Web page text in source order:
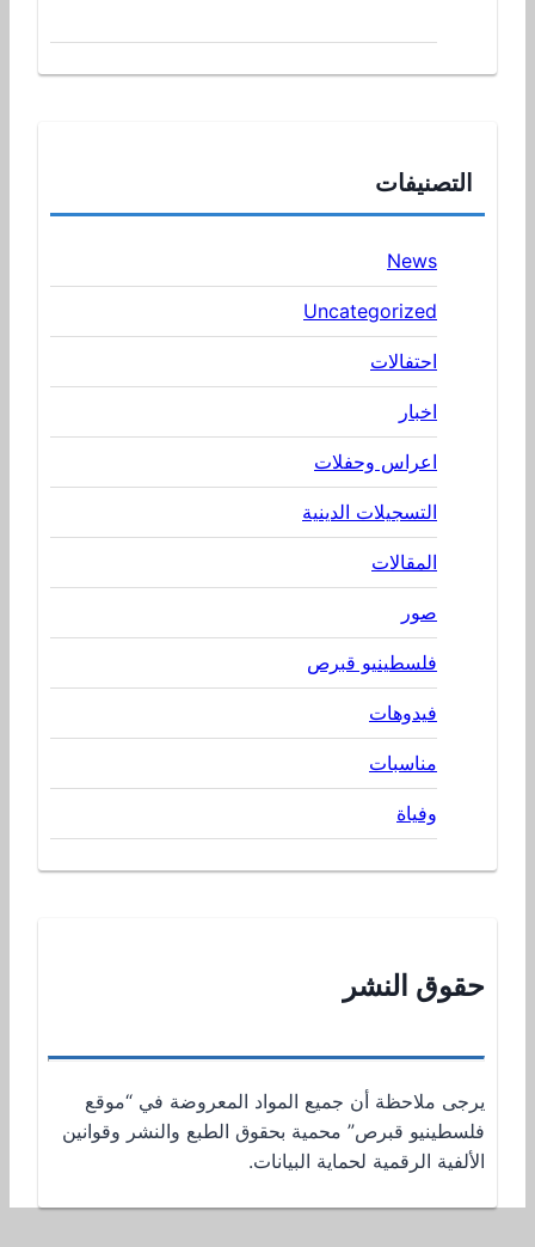
التصنيفات
News
Uncategorized
احتفالات
اخبار
اعراس وحفلات
التسجيلات الدينية
المقالات
صور
فلسطينيو قبرص
فيدوهات
مناسبات
وفياة
حقوق النشر
يرجى ملاحظة أن جميع المواد المعروضة في “موقع
فلسطينيو قبرص” محمية بحقوق الطبع والنشر وقوانين
الألفية الرقمية لحماية البيانات.